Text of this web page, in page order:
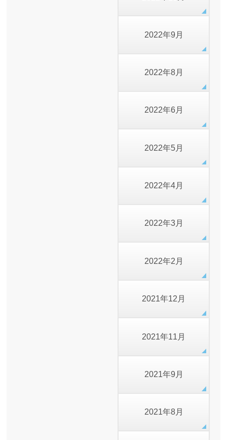
2022年9月
2022年8月
2022年6月
2022年5月
2022年4月
2022年3月
2022年2月
2021年12月
2021年11月
2021年9月
2021年8月